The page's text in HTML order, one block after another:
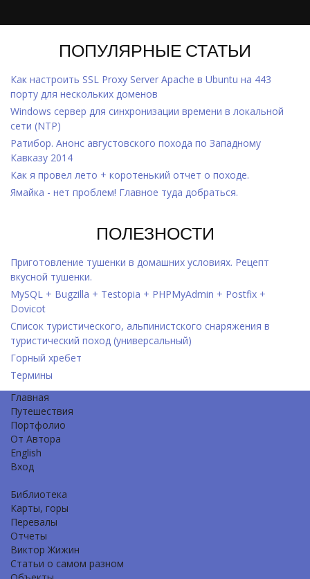
ПОПУЛЯРНЫЕ СТАТЬИ
Как настроить SSL Proxy Server Apache в Ubuntu на 443
порту для нескольких доменов
Windows cервер для синхронизации времени в локальной
сети (NTP)
Ратибор. Анонс августовского похода по Западному
Кавказу 2014
Как я провел лето + коротенький отчет о походе.
Ямайка - нет проблем! Главное туда добраться.
ПОЛЕЗНОСТИ
Приготовление тушенки в домашних условиях. Рецепт
вкусной тушенки.
MySQL + Bugzilla + Testopia + PHPMyAdmin + Postfix +
Dovicot
Список туристического, альпинистского снаряжения в
туристический поход (универсальный)
Горный хребет
Термины
Главная
Путешествия
Портфолио
От Автора
English
Вход
Библиотека
Карты, горы
Перевалы
Отчеты
Виктор Жижин
Статьи о самом разном